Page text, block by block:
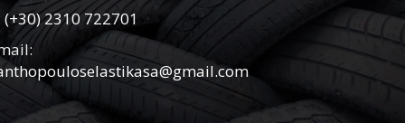
(+30) 2310 722701